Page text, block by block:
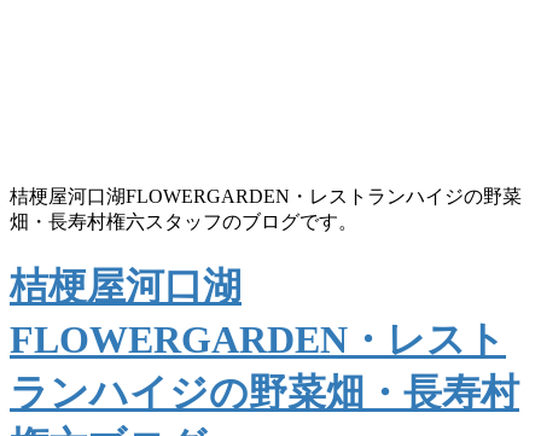
桔梗屋河口湖FLOWERGARDEN・レストランハイジの野菜
畑・長寿村権六スタッフのブログです。
桔梗屋河口湖
FLOWERGARDEN・レスト
ランハイジの野菜畑・長寿村